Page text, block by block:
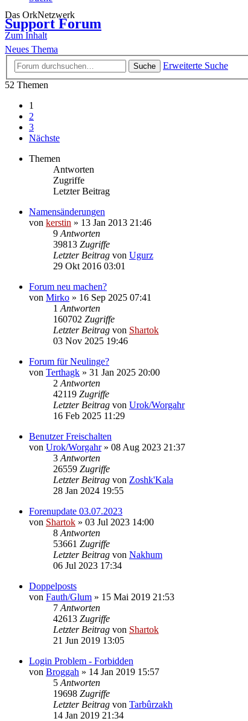
Das OrkNetzwerk
Zum Inhalt
Support Forum
Neues Thema
Suche
Erweiterte Suche
52 Themen
1
2
3
Nächste
Themen
Antworten
Zugriffe
Letzter Beitrag
Namensänderungen
von kerstin » 13 Jan 2013 21:46
9 Antworten
39813 Zugriffe
Letzter Beitrag von Ugurz
29 Okt 2016 03:01
Forum neu machen?
von Mirko » 16 Sep 2025 07:41
1 Antworten
160702 Zugriffe
Letzter Beitrag von Shartok
03 Nov 2025 19:46
Forum für Neulinge?
von Terthagk » 31 Jan 2025 20:00
2 Antworten
42119 Zugriffe
Letzter Beitrag von Urok/Worgahr
16 Feb 2025 11:29
Benutzer Freischalten
von Urok/Worgahr» 08 Aug 2023 21:37
3 Antworten
26559 Zugriffe
Letzter Beitrag von Zoshk'Kala
28 Jan 2024 19:55
Forenupdate 03.07.2023
von Shartok » 03 Jul 2023 14:00
8 Antworten
53661 Zugriffe
Letzter Beitrag von Nakhum
06 Jul 2023 17:34
Doppelposts
von Fauth/Glum » 15 Mai 2019 21:53
7 Antworten
42613 Zugriffe
Letzter Beitrag von Shartok
21 Jun 2019 13:05
Login Problem - Forbidden
von Broggah » 14 Jan 2019 15:57
5 Antworten
19698 Zugriffe
Letzter Beitrag von Tarbûrzakh
14 Jan 2019 21:34